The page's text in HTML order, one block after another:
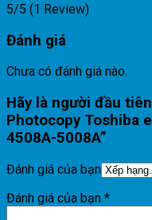
5/5 (1 Review)
Đánh giá
Chưa có đánh giá nào.
Hãy là người đầu
Photocopy Toshiba
4508A-5008A”
Đánh giá của bạn
Đánh giá của bạn *